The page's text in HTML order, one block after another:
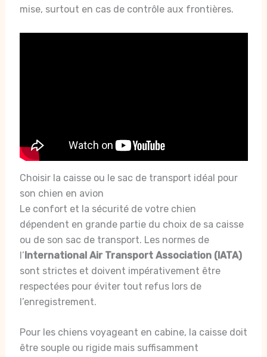
mise, surtout en cas de contrôle aux frontières.
Choisir la caisse ou le sac de transport idéal pour
son chien en avion
Le confort et la sécurité de votre chien
dépendent en grande partie du choix de sa caisse
ou de son sac de transport. Les normes de
l’International Air Transport Association (IATA)
sont strictes et doivent impérativement être
respectées pour éviter tout refus lors de
l’enregistrement.
Pour les chiens voyageant en cabine, la caisse doit
être souple ou rigide mais suffisamment